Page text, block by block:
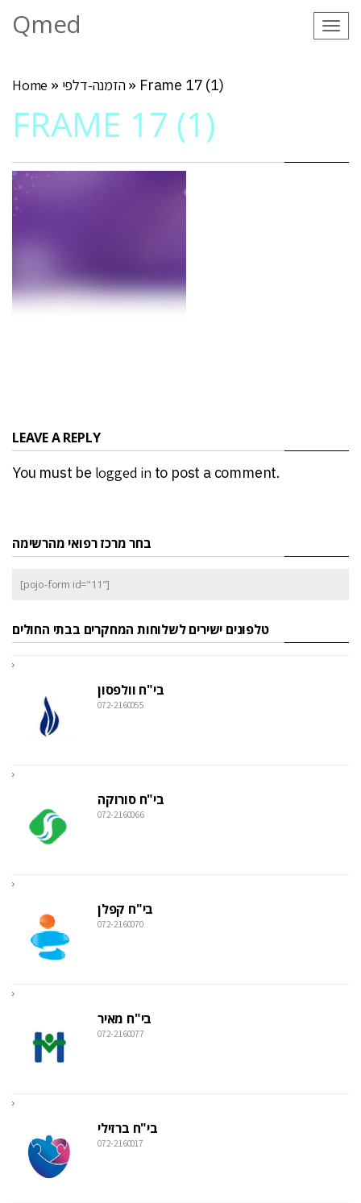
Qmed
Home » הזמנה-דלפי» Frame 17 (1)
FRAME 17 (1)
LEAVE A REPLY
You must be logged in to post a comment.
בחר מרכז רפואי מהרשימה
[pojo-form id="11"]
טלפונים ישירים לשלוחות המחקרים בבתי החולים
בי"ח וולפסון
072-2160055
בי"ח סורוקה
072-2160066
בי"ח קפלן
072-2160070
בי"ח מאיר
072-2160077
בי"ח ברזילי
072-2160017